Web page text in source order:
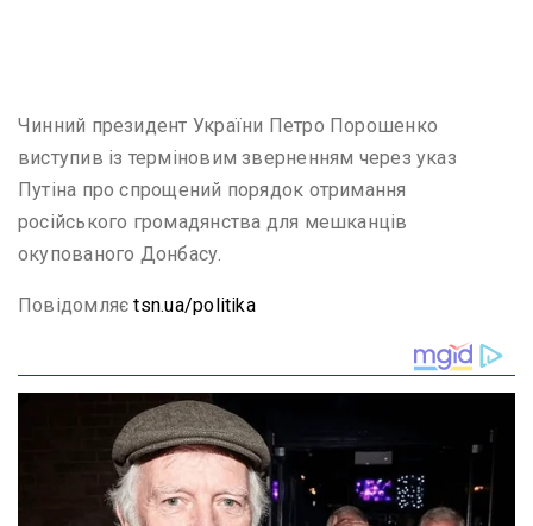
Чинний президент України Петро Порошенко
виступив із терміновим зверненням через указ
Путіна про спрощений порядок отримання
російського громадянства для мешканців
окупованого Донбасу.
Повідомляєtsn.ua/politika